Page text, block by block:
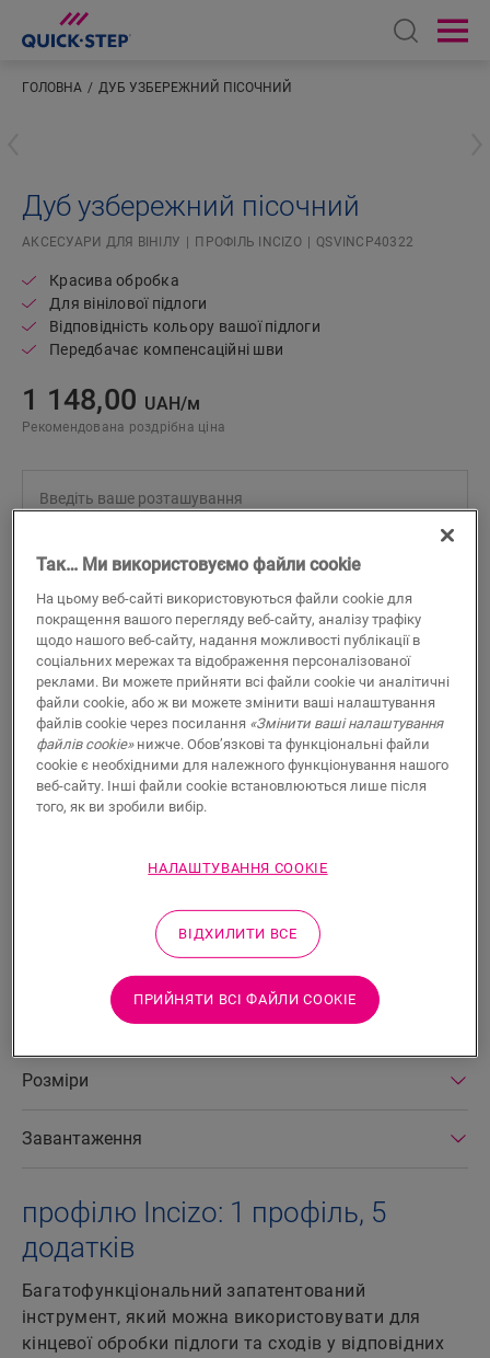
Open
ГОЛОВНА ДУБ УЗБЕРЕЖНИЙ ПІСОЧНИЙ
Дуб узбережний пісочний
АКСЕСУАРИ ДЛЯ ВІНІЛУ ПРОФІЛЬ INCIZO QSVINCP40322
Красива обробка
Для вінілової підлоги
Відповідність кольору вашої підлоги
Передбачає компенсаційні шви
1 148,00 UAH/м
Рекомендована роздрібна ціна
ПОШУК
Характеристики продукту
Єдиний профіль пропонує кілька рішень для фінішної
обробки підлоги, наприклад, перехід між підлогами або
оздоблення стін чи вікон. Просто надайте базовому
профілю Incizo бажаної форми за допомогою ножа Incizo,
який входить до комплекту. Профіль ідеально відповідає
кольору вашої підлоги. Упаковка містить один профіль
Incizo, один ніж Incizo і один пластиковий поручень. Щоб
пінострічкою та Hydrokit. За допомогою профілю Incizo ви
З’єднувати дві підлоги однієї висоти. 3. Виконувати
оздоблення підлоги вздовж стін або вікон. 4. Створювати
гарний перехід між ламінованою підлогою та іншими
типами підлог. 5. Оздоблювати сходи та східці.
Розміри
Завантаження
профілю Incizo: 1 профіль, 5
додатків
Багатофункціональний запатентований
інструмент, який можна використовувати для
кінцевої обробки підлоги та сходів у відповідних
Так… Ми використовуємо файли cookie
На цьому веб-сайті використовуються файли cookie для
покращення вашого перегляду веб-сайту, аналізу трафіку
щодо нашого веб-сайту, надання можливості публікації в
соціальних мережах та відображення персоналізованої
реклами. Ви можете прийняти всі файли cookie чи аналітичні
файли cookie, або ж ви можете змінити ваші налаштування
файлів cookie через посилання «Змінити ваші налаштування
файлів cookie»нижче. Обов’язкові та функціональні файли
cookie є необхідними для належного функціонування нашого
веб-сайту. Інші файли cookie встановлюються лише після
того, як ви зробили вибір.
НАЛАШТУВАННЯ COOKIE
ВІДХИЛИТИ ВСЕ
ПРИЙНЯТИ ВСІ ФАЙЛИ СOOKIE